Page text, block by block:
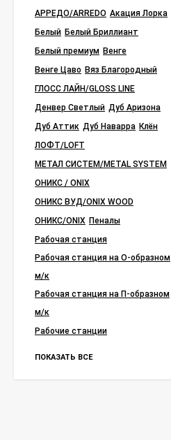
АРРЕДО/ARREDO Акация Лорка
Белый Белый Бриллиант
Белый премиум Венге
Венге Цаво Вяз Благородный
ГЛОСС ЛАЙН/GLOSS LINE
Денвер Светлый Дуб Аризона
Дуб Аттик Дуб Наварра Клён
ЛОФТ/LOFT
МЕТАЛ СИСТЕМ/METAL SYSTEM
ОНИКС / ONIX
ОНИКС ВУД/ONIX WOOD
ОНИКС/ONIX Пеналы
Рабочая станция
Рабочая станция на О-образном
м/к
Рабочая станция на П-образном
м/к
Рабочие станции
ПОКАЗАТЬ ВСЕ